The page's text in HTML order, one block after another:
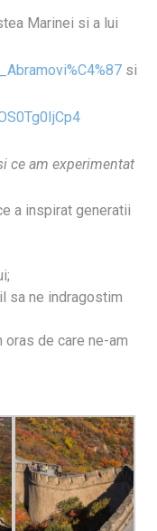
Marinei si a lui
si
ce am experimentat
a inspirat generatii
sa ne indragostim
oras de care ne-am